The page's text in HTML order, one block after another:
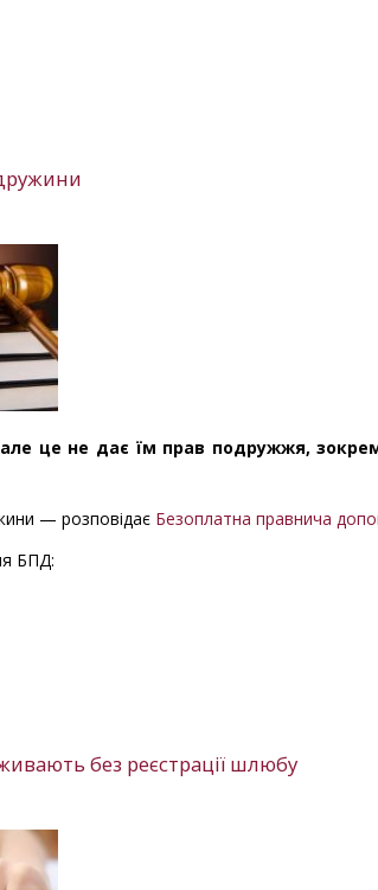
це не дає їм прав подружжя,
— розповідає Безоплатна правнича
БПД:
без реєстрації шлюбу